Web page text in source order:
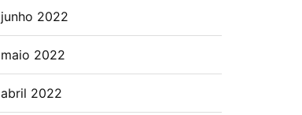
junho 2022
maio 2022
abril 2022